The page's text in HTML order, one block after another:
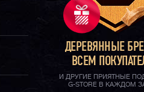
ДЕРЕВЯННЫЕ
ВСЕМ
И ДРУГИЕ ПРИЯТНЫЕ
G-STORE В КАЖДОМ